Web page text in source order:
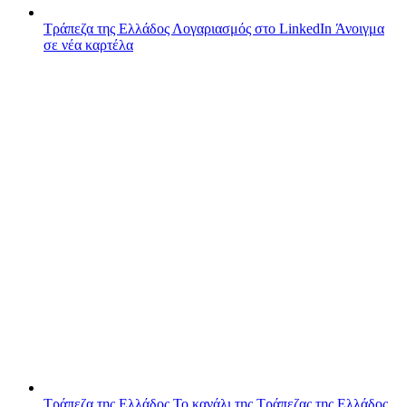
Τράπεζα της Ελλάδος Λογαριασμός στο LinkedIn Άνοιγμα
σε νέα καρτέλα
Τράπεζα της Ελλάδος Το κανάλι της Τράπεζας της Ελλάδος